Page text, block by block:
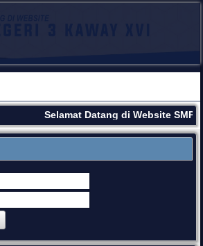
Selamat Datang di Website